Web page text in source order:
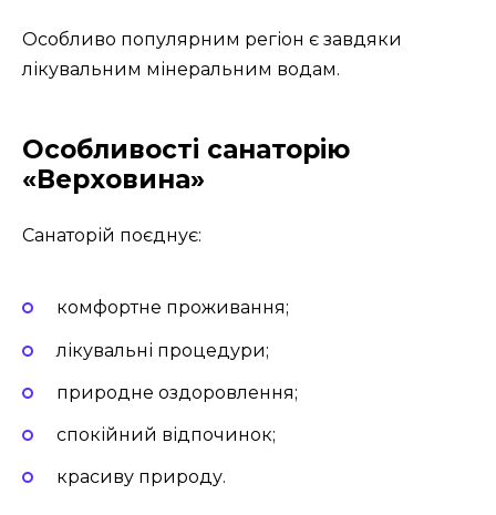
Особливо популярним регіон є завдяки
лікувальним мінеральним водам.
Особливості санаторію
«Верховина»
Санаторій поєднує:
комфортне проживання;
лікувальні процедури;
природне оздоровлення;
спокійний відпочинок;
красиву природу.